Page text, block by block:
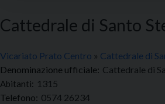
Cattedrale di Santo
Vicariato Prato Centro » Cattedrale di
Denominazione ufficiale: Cattedrale di
1315
Telefono: 0574 26234